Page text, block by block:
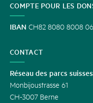
COMPTE POUR LES
IBAN CH82 8080 8008
CONTACT
Réseau des parcs suisses
Monbijoustrasse 61
CH-3007 Berne